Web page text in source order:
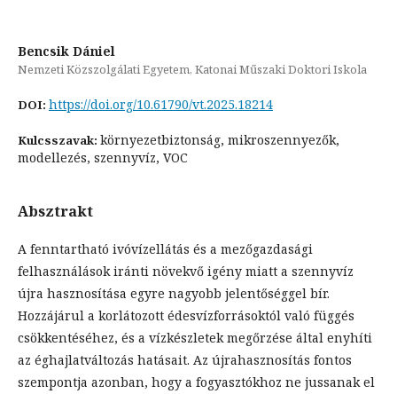
Bencsik Dániel
Nemzeti Közszolgálati Egyetem, Katonai Műszaki Doktori Iskola
DOI: https://doi.org/10.61790/vt.2025.18214
Kulcsszavak: környezetbiztonság, mikroszennyezők,
modellezés, szennyvíz, VOC
Absztrakt
A fenntartható ivóvízellátás és a mezőgazdasági
felhasználások iránti növekvő igény miatt a szennyvíz
újra hasznosítása egyre nagyobb jelentőséggel bír.
Hozzájárul a korlátozott édesvízforrásoktól való függés
csökkentéséhez, és a vízkészletek megőrzése által enyhíti
az éghajlatváltozás hatásait. Az újrahasznosítás fontos
szempontja azonban, hogy a fogyasztókhoz ne jussanak el